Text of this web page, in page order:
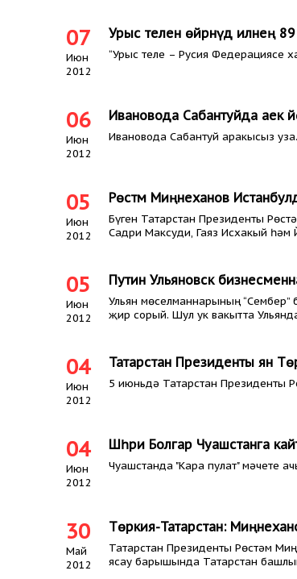
07
Июн
2012
Урыс телен өйрәнүдә илнең
“Урыс теле – Русия Федерациясе
06
Июн
2012
Ивановода Сабантуйда аек
Ивановода Сабантуй аракысыз уза.
05
Июн
2012
Рөстәм Миңнеханов
Бүген Татарстан Президенты
Садри Максуди, Гаяз Исхакый
05
Июн
2012
Путин Ульяновск
Ульян мөселманнарының
җир сорый. Шул ук вакытта
04
Июн
2012
Татарстан Президенты янә
5 июньдә Татарстан Президенты
04
Июн
2012
Шәһри Болгар Чуашстанга
Чуашстанда "Кара пулат" мәчете
30
Май
2012
Төркия-Татарстан: Миңнеханов
Татарстан Президенты Рөстәм
ясау барышында Татарстан